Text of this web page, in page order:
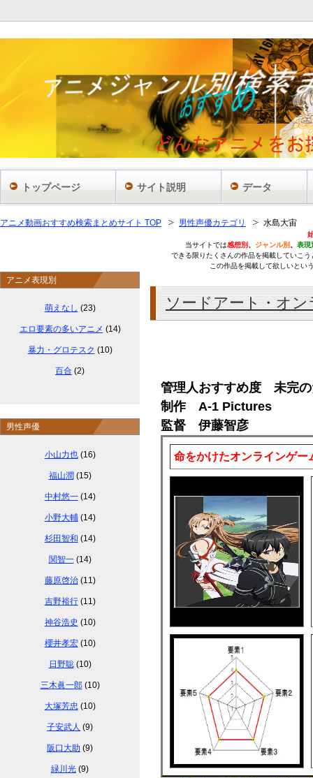
アニメ動画おすすめ検索まとめサイト TOP 男性声優カテゴリ 水島大宙
当サイトでは感想別 、 ジャンル別 、 表現
できる限りたくさんの作品を掲載していこ
この作品を掲載して欲しいとい
ソードアート・オ
管理人おすすめ度 未完の
制作 A-1 Pictures
監督 伊藤智彦
命をかけたオンラインゲー
アニメ表現別
萌えなし (23)
エロ要素の多いアニメ (14)
暴力・グロテスク (10)
百合 (2)
男性声優
小山力也(16)
福山潤 (15)
中村悠一(14)
小野大輔(14)
杉田智和 (14)
関智一(14)
藤原啓治(11)
吉野裕行(11)
神谷浩史 (10)
櫻井孝宏(10)
日野聡(10)
三木眞一郎(10)
大塚芳忠 (10)
子安武人 (9)
阪口大助 (9)
緑川光 (9)
トップページ サイト説明 データ